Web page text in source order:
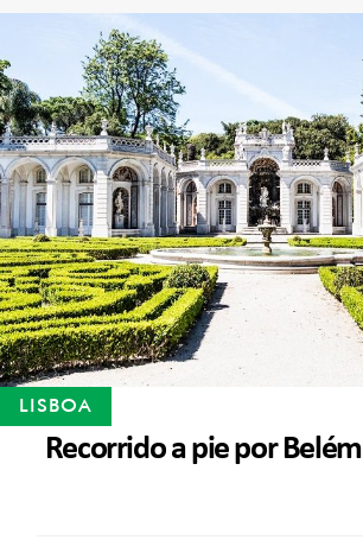
LISBOA
Recorrido a pie por Belém